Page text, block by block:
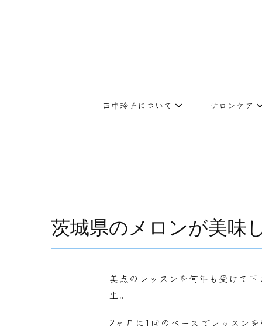
田中玲子について サロンケア
茨城県のメロンが美味
美点のレッスンを何年も受けて
生。
2ヶ月に1回のペースでレッスン